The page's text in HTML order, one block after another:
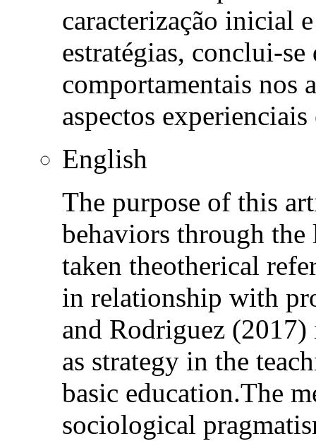
caracterização inicial
estratégias, conclui-se
comportamentais nos
aspectos experienciais
English
The purpose of this
behaviors through
taken theotherical
in relationship with
and Rodriguez
as strategy in the
basic education.The
sociological